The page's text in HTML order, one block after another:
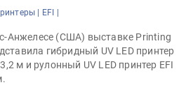
| EFI |
Анжелесе (США) выставке Printing
гибридный UV LED принтер
м и рулонный UV LED принтер EFI